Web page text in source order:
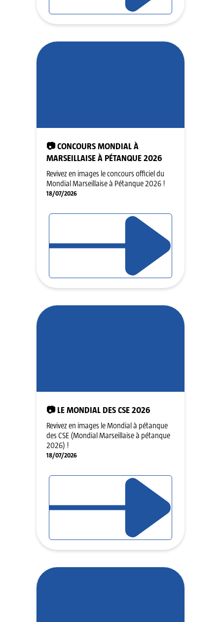
📷 CONCOURS MONDIAL À
MARSEILLAISE À PÉTANQUE 2026
Revivez en images le concours officiel du
Mondial Marseillaise à Pétanque 2026 !
18/07/2026
📷 LE MONDIAL DES CSE 2026
Revivez en images le Mondial à pétanque
des CSE (Mondial Marseillaise à pétanque
2026) !
18/07/2026